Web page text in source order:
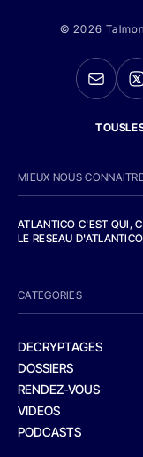
© 2026
MIEUX NOUS CONNAITRE
ATLANTICO C'EST QUI,
LE RESEAU D'ATLANTICO
CATEGORIES
DECRYPTAGES
DOSSIERS
RENDEZ-VOUS
VIDEOS
PODCASTS